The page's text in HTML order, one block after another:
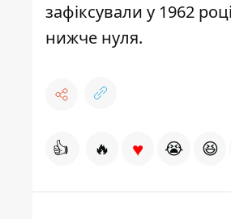
зафіксували у 1962
нижче нуля.
👍 🔥 ♥ 😭 😆